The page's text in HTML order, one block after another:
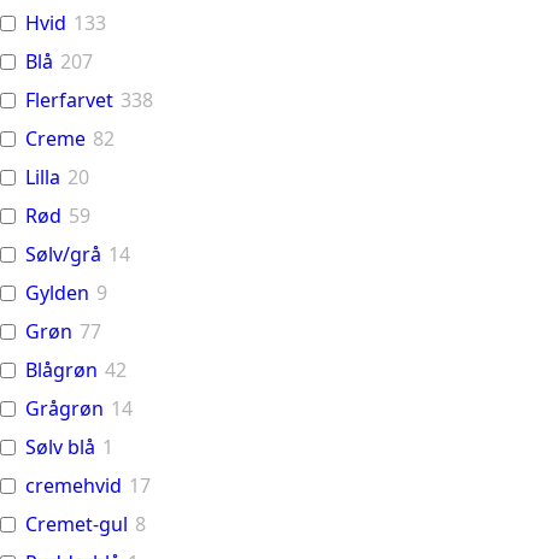
Hvid 133
Blå 207
Flerfarvet 338
Creme 82
Lilla 20
Rød 59
Sølv/grå 14
Gylden 9
Grøn 77
Blågrøn 42
Grågrøn 14
Sølv blå 1
cremehvid 17
Cremet-gul 8